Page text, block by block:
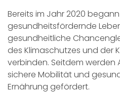
Bereits im Jahr 2020
gesundheitsfördernde
gesundheitliche
des Klimaschutzes und der
verbinden. Seitdem werden
sichere Mobilität und
Ernährung gefördert.